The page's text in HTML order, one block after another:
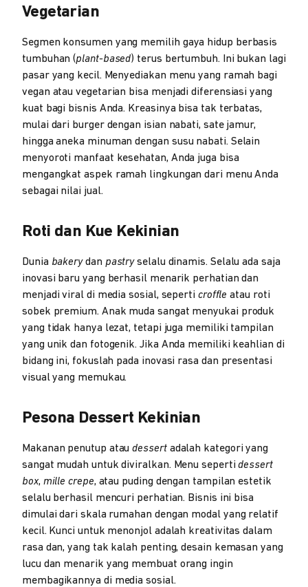
Vegetarian
Segmen konsumen yang memilih gaya hidup berbasis
tumbuhan (plant-based) terus bertumbuh. Ini bukan lagi
pasar yang kecil. Menyediakan menu yang ramah bagi
vegan atau vegetarian bisa menjadi diferensiasi yang
kuat bagi bisnis Anda. Kreasinya bisa tak terbatas,
mulai dari burger dengan isian nabati, sate jamur,
hingga aneka minuman dengan susu nabati. Selain
menyoroti manfaat kesehatan, Anda juga bisa
mengangkat aspek ramah lingkungan dari menu Anda
sebagai nilai jual.
Roti dan Kue Kekinian
Dunia bakerydan pastryselalu dinamis. Selalu ada saja
inovasi baru yang berhasil menarik perhatian dan
menjadi viral di media sosial, seperti croffle atau roti
sobek premium. Anak muda sangat menyukai produk
yang tidak hanya lezat, tetapi juga memiliki tampilan
yang unik dan fotogenik. Jika Anda memiliki keahlian di
bidang ini, fokuslah pada inovasi rasa dan presentasi
visual yang memukau.
Pesona Dessert Kekinian
Makanan penutup ataudessertadalah kategori yang
sangat mudah untuk diviralkan. Menu sepertidessert
box, mille crepe, atau puding dengan tampilan estetik
selalu berhasil mencuri perhatian. Bisnis ini bisa
dimulai dari skala rumahan dengan modal yang relatif
kecil. Kunci untuk menonjol adalah kreativitas dalam
rasa dan, yang tak kalah penting, desain kemasan yang
lucu dan menarik yang membuat orang ingin
membagikannya di media sosial.